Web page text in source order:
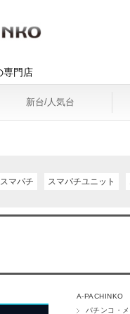
専門店
新台/人気台
スマパチ スマパチユニット
A-PACHINKO
パチンコ・